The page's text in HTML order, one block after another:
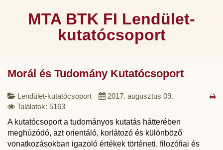
MTA BTK FI Lendület-
kutatócsoport
Morál és Tudomány Kutatócsoport
Lendület-kutatócsoport
2017. augusztus 09.
Találatok: 5163
A kutatócsoport a tudományos kutatás hátterében
meghúzódó, azt orientáló, korlátozó és különböző
vonatkozásokban igazoló értékek történeti, filozófiai és